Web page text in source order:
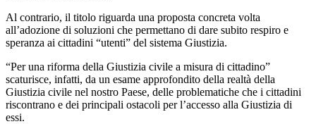
Al contrario, il titolo riguarda una proposta concreta volta
all’adozione di soluzioni che permettano di dare subito respiro e
speranza ai cittadini “utenti” del sistema Giustizia.
“Per una riforma della Giustizia civile a misura di cittadino”
scaturisce, infatti, da un esame approfondito della realtà della
Giustizia civile nel nostro Paese, delle problematiche che i cittadini
riscontrano e dei principali ostacoli per l’accesso alla Giustizia di
essi.